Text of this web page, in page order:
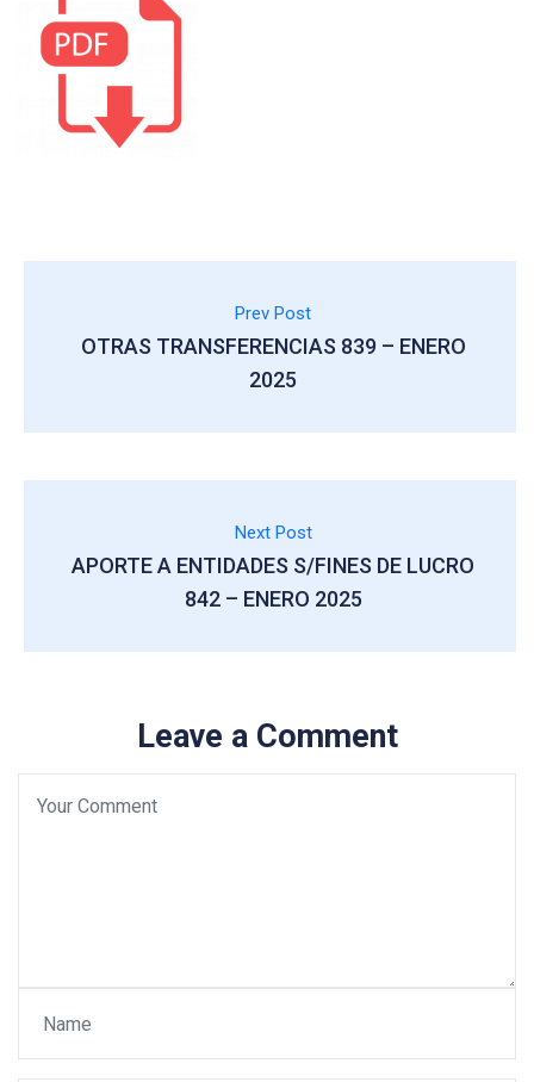
Prev Post
OTRAS TRANSFERENCIAS 839 – ENERO
2025
Next Post
APORTE A ENTIDADES S/FINES DE LUCRO
842 – ENERO 2025
Leave a Comment